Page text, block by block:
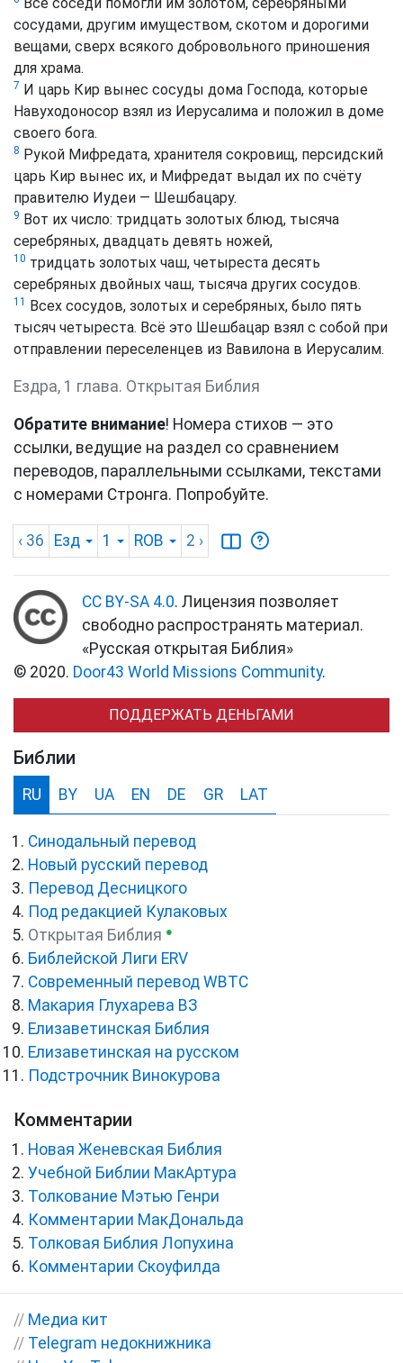
Все соседи помогли им золотом, серебряными
сосудами, другим имуществом, скотом и дорогими
вещами, сверх всякого добровольного приношения
для храма.
7 И царь Кир вынес сосуды дома Господа, которые
Навуходоносор взял из Иерусалима и положил в доме
своего бога.
8 Рукой Мифредата, хранителя сокровищ, персидский
царь Кир вынес их, и Мифредат выдал их по счёту
правителю Иудеи — Шешбацару.
9 Вот их число: тридцать золотых блюд, тысяча
серебряных, двадцать девять ножей,
10 тридцать золотых чаш, четыреста десять
серебряных двойных чаш, тысяча других сосудов.
11
Всех сосудов, золотых и серебряных, было пять
тысяч четыреста. Всё это Шешбацар взял с собой при
отправлении переселенцев из Вавилона в Иерусалим.
Ездра, 1 глава. Открытая Библия
Обратите внимание! Номера стихов — это
ссылки, ведущие на раздел со сравнением
переводов, параллельными ссылками, текстами
с номерами Стронга. Попробуйте.
‹ 36 Езд 1 ROB 2 ›
CC BY-SA 4.0. Лицензия позволяет
свободно распространять материал.
«Русская открытая Библия»
© 2020. Door43 World Missions Community.
ПОДДЕРЖАТЬ ДЕНЬГАМИ
Библии
RU BY UA EN DE GR LAT
Синодальный перевод
Новый русский перевод
Перевод Десницкого
Под редакцией Кулаковых
Открытая Библия ●
Библейской Лиги ERV
Cовременный перевод WBTC
Макария Глухарева ВЗ
Елизаветинская Библия
Елизаветинская на русском
Подстрочник Винокурова
Комментарии
Новая Женевская Библия
Учебной Библии МакАртура
Толкование Мэтью Генри
Комментарии МакДональда
Толковая Библия Лопухина
Комментарии Скоуфилда
// Медиа кит
// Telegram недокнижника